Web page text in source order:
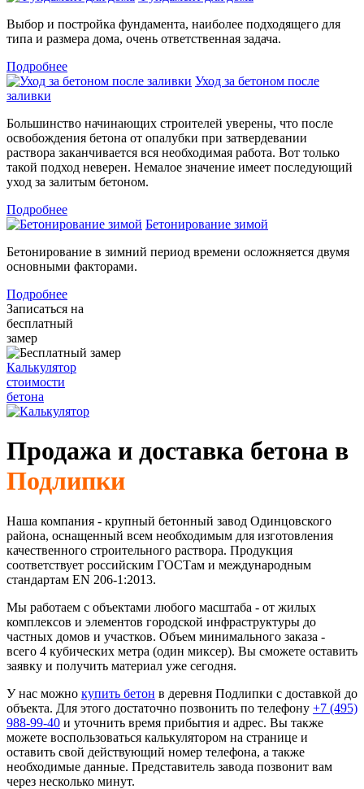
Выбор и постройка фундамента, наиболее подходящего для
типа и размера дома, очень ответственная задача.
Подробнее
Уход за бетоном после
заливки
Большинство начинающих строителей уверены, что после
освобождения бетона от опалубки при затвердевании
раствора заканчивается вся необходимая работа. Вот только
такой подход неверен. Немалое значение имеет последующий
уход за залитым бетоном.
Подробнее
Бетонирование зимой
Бетонирование в зимний период времени осложняется двумя
основными факторами.
Подробнее
Записаться на
бесплатный
замер
Калькулятор
стоимости
бетона
Продажа и доставка бетона в
Подлипки
Наша компания - крупный бетонный завод Одинцовского
района, оснащенный всем необходимым для изготовления
качественного строительного раствора. Продукция
соответствует российским ГОСТам и международным
стандартам EN 206-1:2013.
Мы работаем с объектами любого масштаба - от жилых
комплексов и элементов городской инфраструктуры до
частных домов и участков. Объем минимального заказа -
всего 4 кубических метра (один миксер). Вы сможете оставить
заявку и получить материал уже сегодня.
У нас можно купить бетон в деревня Подлипки с доставкой до
объекта. Для этого достаточно позвонить по телефону +7 (495)
988-99-40 и уточнить время прибытия и адрес. Вы также
можете воспользоваться калькулятором на странице и
оставить свой действующий номер телефона, а также
необходимые данные. Представитель завода позвонит вам
через несколько минут.